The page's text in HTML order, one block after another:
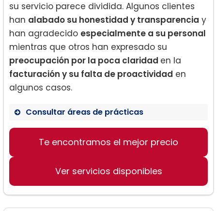
su servicio parece dividida. Algunos clientes
han alabado su honestidad y transparencia y
han agradecido especialmente a su personal
mientras que otros han expresado su
preocupación por la poca claridad en la
facturación y su falta de proactividad en
algunos casos.
Consultar áreas de prácticas
Derecho de Familia
Derecho Penal
Te encontramos el mejor precio
Ver servicios disponibles